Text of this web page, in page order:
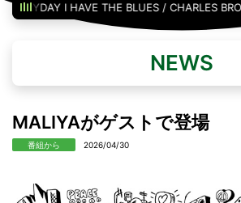
I HAVE THE BLUES / CHARLES BROWN
NEWS
MALIYAがゲストで登場
番組から 2026/04/30